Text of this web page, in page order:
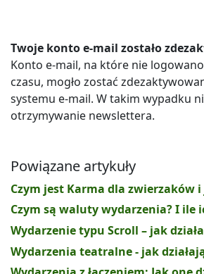
Twoje konto e-mail zostało
Konto e-mail, na które nie
czasu, mogło zostać
systemu e-mail. W takim wypadku
otrzymywanie newslettera.
Powiązane artykuły
Czym jest Karma dla zwierzaków
Czym są waluty wydarzenia? I ile
Wydarzenie typu Scroll – jak
Wydarzenia teatralne - jak